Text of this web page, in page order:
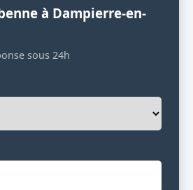
à Dampierre-en-
sous 24h